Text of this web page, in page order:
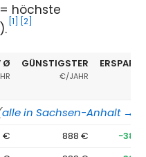
höchste
[1] [2]
Ø GÜNSTIGSTER
€/JAHR
alle in Sachsen-Anhalt →
€ 888 €
−382